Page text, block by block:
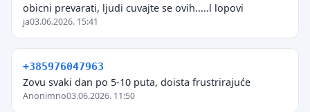
obicni prevarati, ljudi cuvajte se ovih.....l lopovi
ja03.06.2026. 15:41
+385976047963
Zovu svaki dan po 5-10 puta, doista frustrirajuće
Anonimno03.06.2026. 11:50